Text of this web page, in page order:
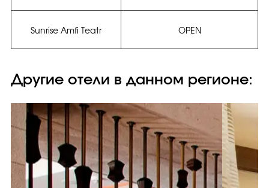
Sunrise Amfi Teatr OPEN
Другие отели в данном регионе: